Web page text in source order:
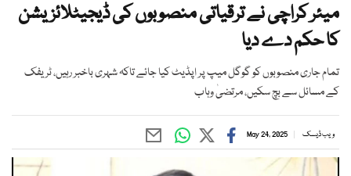
میئر کراچی نے ترقیاتی منصوبوں کی ڈیجیٹلائزیشن
کا حکم دے دیا
تمام جاری منصوبوں کو گوگل میپ پر اپڈیٹ کیا جائے تاکہ شہری باخبر رہیں، ٹریفک
کے مسائل سے بچ سکیں، مرتضیٰ وہاب
ویب ڈیسک May 24, 2025